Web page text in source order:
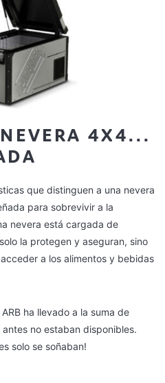
4X4...
que distinguen a una nevera
para sobrevivir a la
nevera está cargada de
la protegen y aseguran, sino
a los alimentos y bebidas
ha llevado a la suma de
antes no estaban disponibles.
solo se soñaban!